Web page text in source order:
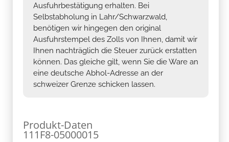
Ausfuhrbestätigung erhalten. Bei
Selbstabholung in Lahr/Schwarzwald,
benötigen wir hingegen den original
Ausfuhrstempel des Zolls von Ihnen, damit wir
Ihnen nachträglich die Steuer zurück erstatten
können. Das gleiche gilt, wenn Sie die Ware an
eine deutsche Abhol-Adresse an der
schweizer Grenze schicken lassen.
Produkt-Daten
111F8-05000015